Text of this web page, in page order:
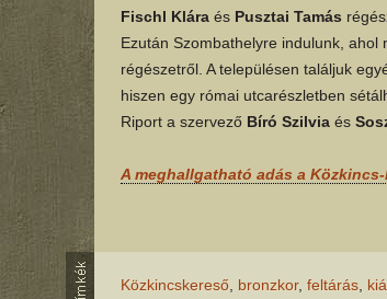
Fischl Kláraés Pusztai Tamás
Ezután Szombathelyre indulunk,
régészetről. A településen találjuk
hiszen egy római utcarészletben
Riport a szervező Bíró Szilviaés
A meghallgatható adás a
Közkincskereső, bronzkor, feltárás,